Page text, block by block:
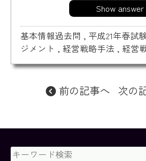
Show answer
基本情報過去問 , 平成21年春試
ジメント , 経営戦略手法 , 経営
前の記事へ 次の